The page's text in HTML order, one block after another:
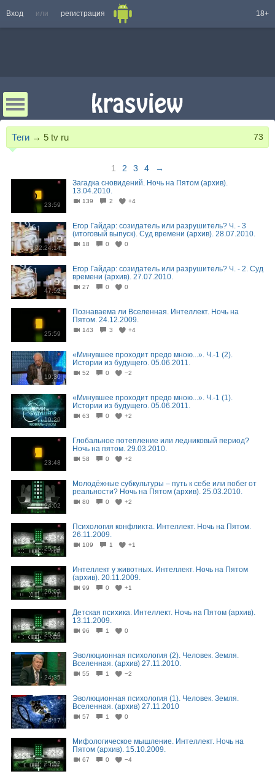
Вход или регистрация 18+
Теги → 5 tv ru 73
1 2 3 4 →
23:59
Загадка сновидений. Ночь на Пятом (архив).
13.04.2010.
139 2 +4
02:24:14
Егор Гайдар: созидатель или разрушитель? Ч. - 3
(итоговый выпуск). Суд времени (архив). 28.07.2010.
18 0 0
47:52
Егор Гайдар: созидатель или разрушитель? Ч. - 2. Суд
времени (архив). 27.07.2010.
27 0 0
25:59
Познаваема ли Вселенная. Интеллект. Ночь на
Пятом. 24.12.2009.
143 3 +4
19:30
«Минувшее проходит предо мною...». Ч.-1 (2).
Истории из будущего. 05.06.2011.
52 0 −2
19:29
«Минувшее проходит предо мною...». Ч.-1 (1).
Истории из будущего. 05.06.2011.
63 0 +2
23:48
Глобальное потепление или ледниковый период?
Ночь на пятом. 29.03.2010.
58 0 +2
24:02
Молодёжные субкультуры – путь к себе или побег от
реальности? Ночь на Пятом (архив). 25.03.2010.
80 0 +2
25:54
Психология конфликта. Интеллект. Ночь на Пятом.
26.11.2009.
109 1 +1
26:05
Интеллект у животных. Интеллект. Ночь на Пятом
(архив). 20.11.2009.
99 0 +1
25:46
Детская психика. Интеллект. Ночь на Пятом (архив).
13.11.2009.
96 1 0
24:35
Эволюционная психология (2). Человек. Земля.
Вселенная. (архив) 27.11.2010.
55 1 −2
24:17
Эволюционная психология (1). Человек. Земля.
Вселенная. (архив) 27.11.2010
57 1 0
25:52
Мифологическое мышление. Интеллект. Ночь на
Пятом (архив). 15.10.2009.
67 0 −4